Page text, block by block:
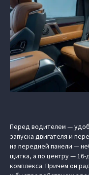
Перед водителем —
запуска двигателя и
на передней панели —
щитка, а по центру —
комплекса. Причем он